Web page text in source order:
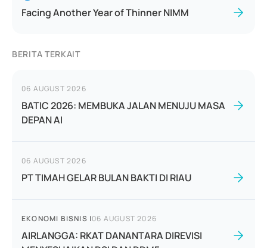
Facing Another Year of Thinner NIMM
BERITA TERKAIT
06 AUGUST 2026
BATIC 2026: MEMBUKA JALAN MENUJU MASA
DEPAN AI
06 AUGUST 2026
PT TIMAH GELAR BULAN BAKTI DI RIAU
EKONOMI BISNIS |06 AUGUST 2026
AIRLANGGA: RKAT DANANTARA DIREVISI